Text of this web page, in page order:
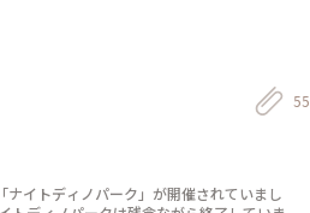
55
イトディノパーク」が開催されていまし